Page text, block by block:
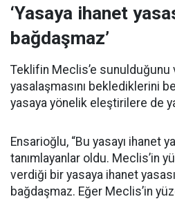
‘Yasaya ihanet
bağdaşmaz’
Teklifin Meclis’e
yasalaşmasını beklediklerini
yasaya yönelik eleştirilere de
Ensarioğlu, “Bu yasayı ihanet
tanımlayanlar oldu. Meclis’in
verdiği bir yasaya ihanet
bağdaşmaz. Eğer Meclis’in